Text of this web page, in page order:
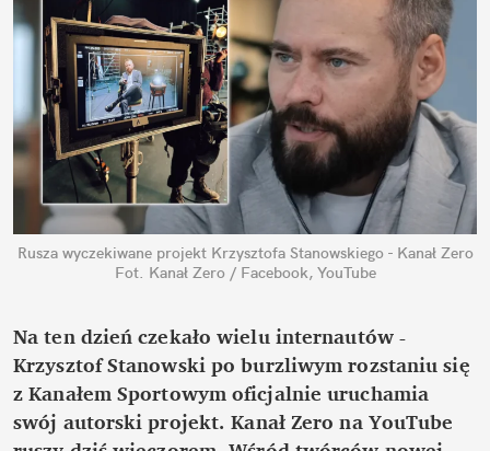
Rusza wyczekiwane projekt Krzysztofa Stanowskiego - Kanał Zero
Fot. Kanał Zero / Facebook, YouTube
Na ten dzień czekało wielu internautów -
Krzysztof Stanowski po burzliwym rozstaniu się
z Kanałem Sportowym oficjalnie uruchamia
swój autorski projekt. Kanał Zero na YouTube